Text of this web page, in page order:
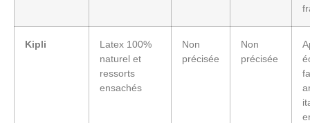
Kipli
Latex 100%
naturel et
ressorts
ensachés
Non
précisée
Non
précisée